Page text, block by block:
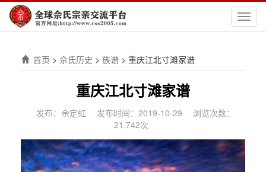
切
换
首页 > 佘氏历史 > 族谱 > 重庆江北寸滩家谱
重庆江北寸滩家谱
发布：佘定虹 发布时间：2019-10-29
浏览次数：
21,742次